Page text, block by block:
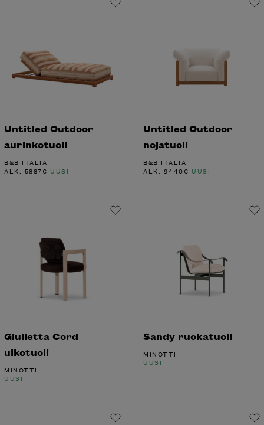
Untitled Outdoor
aurinkotuoli
B&B ITALIA
ALK. 5887€ UUSI
Untitled Outdoor
nojatuoli
B&B ITALIA
ALK. 9440€ UUSI
Giulietta Cord
ulkotuoli
MINOTTI
UUSI
Sandy ruokatuoli
MINOTTI
UUSI